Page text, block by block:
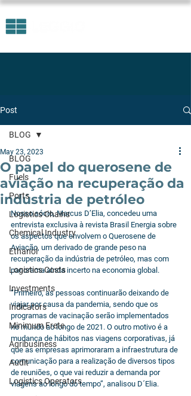
Post
BLOG
Fuels
Ports
Logistics Chains
Chemical Industry
Ethanol
Logistics Costs
Investments
Indicators
Minimum Frete
Agribusiness
Audit
Logistics Operators
BLOG
O papel do querosene de
aviação na recuperação da
indústria de petróleo
May 23, 2023
Nosso sócio, Marcus D’Elia, concedeu uma
entrevista exclusiva à revista Brasil Energia sobre
os aspectos que envolvem o Querosene de
Aviação, um derivado de grande peso na
recuperação da indústria de petróleo, mas com
panorama ainda incerto na economia global.
“Primeiro, as pessoas continuarão deixando de
viajar por causa da pandemia, sendo que os
programas de vacinação serão implementados
no mundo ao longo de 2021. O outro motivo é a
mudança de hábitos nas viagens corporativas, já
que as empresas aprimoraram a infraestrutura de
comunicação para a realização de diversos tipos
de reuniões, o que vai reduzir a demanda por
viagens ao longo do tempo”, analisou D´Elia.